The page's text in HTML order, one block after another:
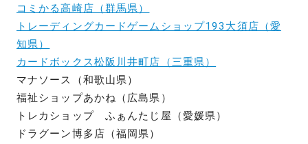
コミかる高崎店（群馬県）
トレーディングカードゲームショップ193大須店（愛
知県）
カードボックス松阪川井町店（三重県）
マナソース（和歌山県）
福祉ショップあかね（広島県）
トレカショップ ふぁんたじ屋（愛媛県）
ドラグーン博多店（福岡県）